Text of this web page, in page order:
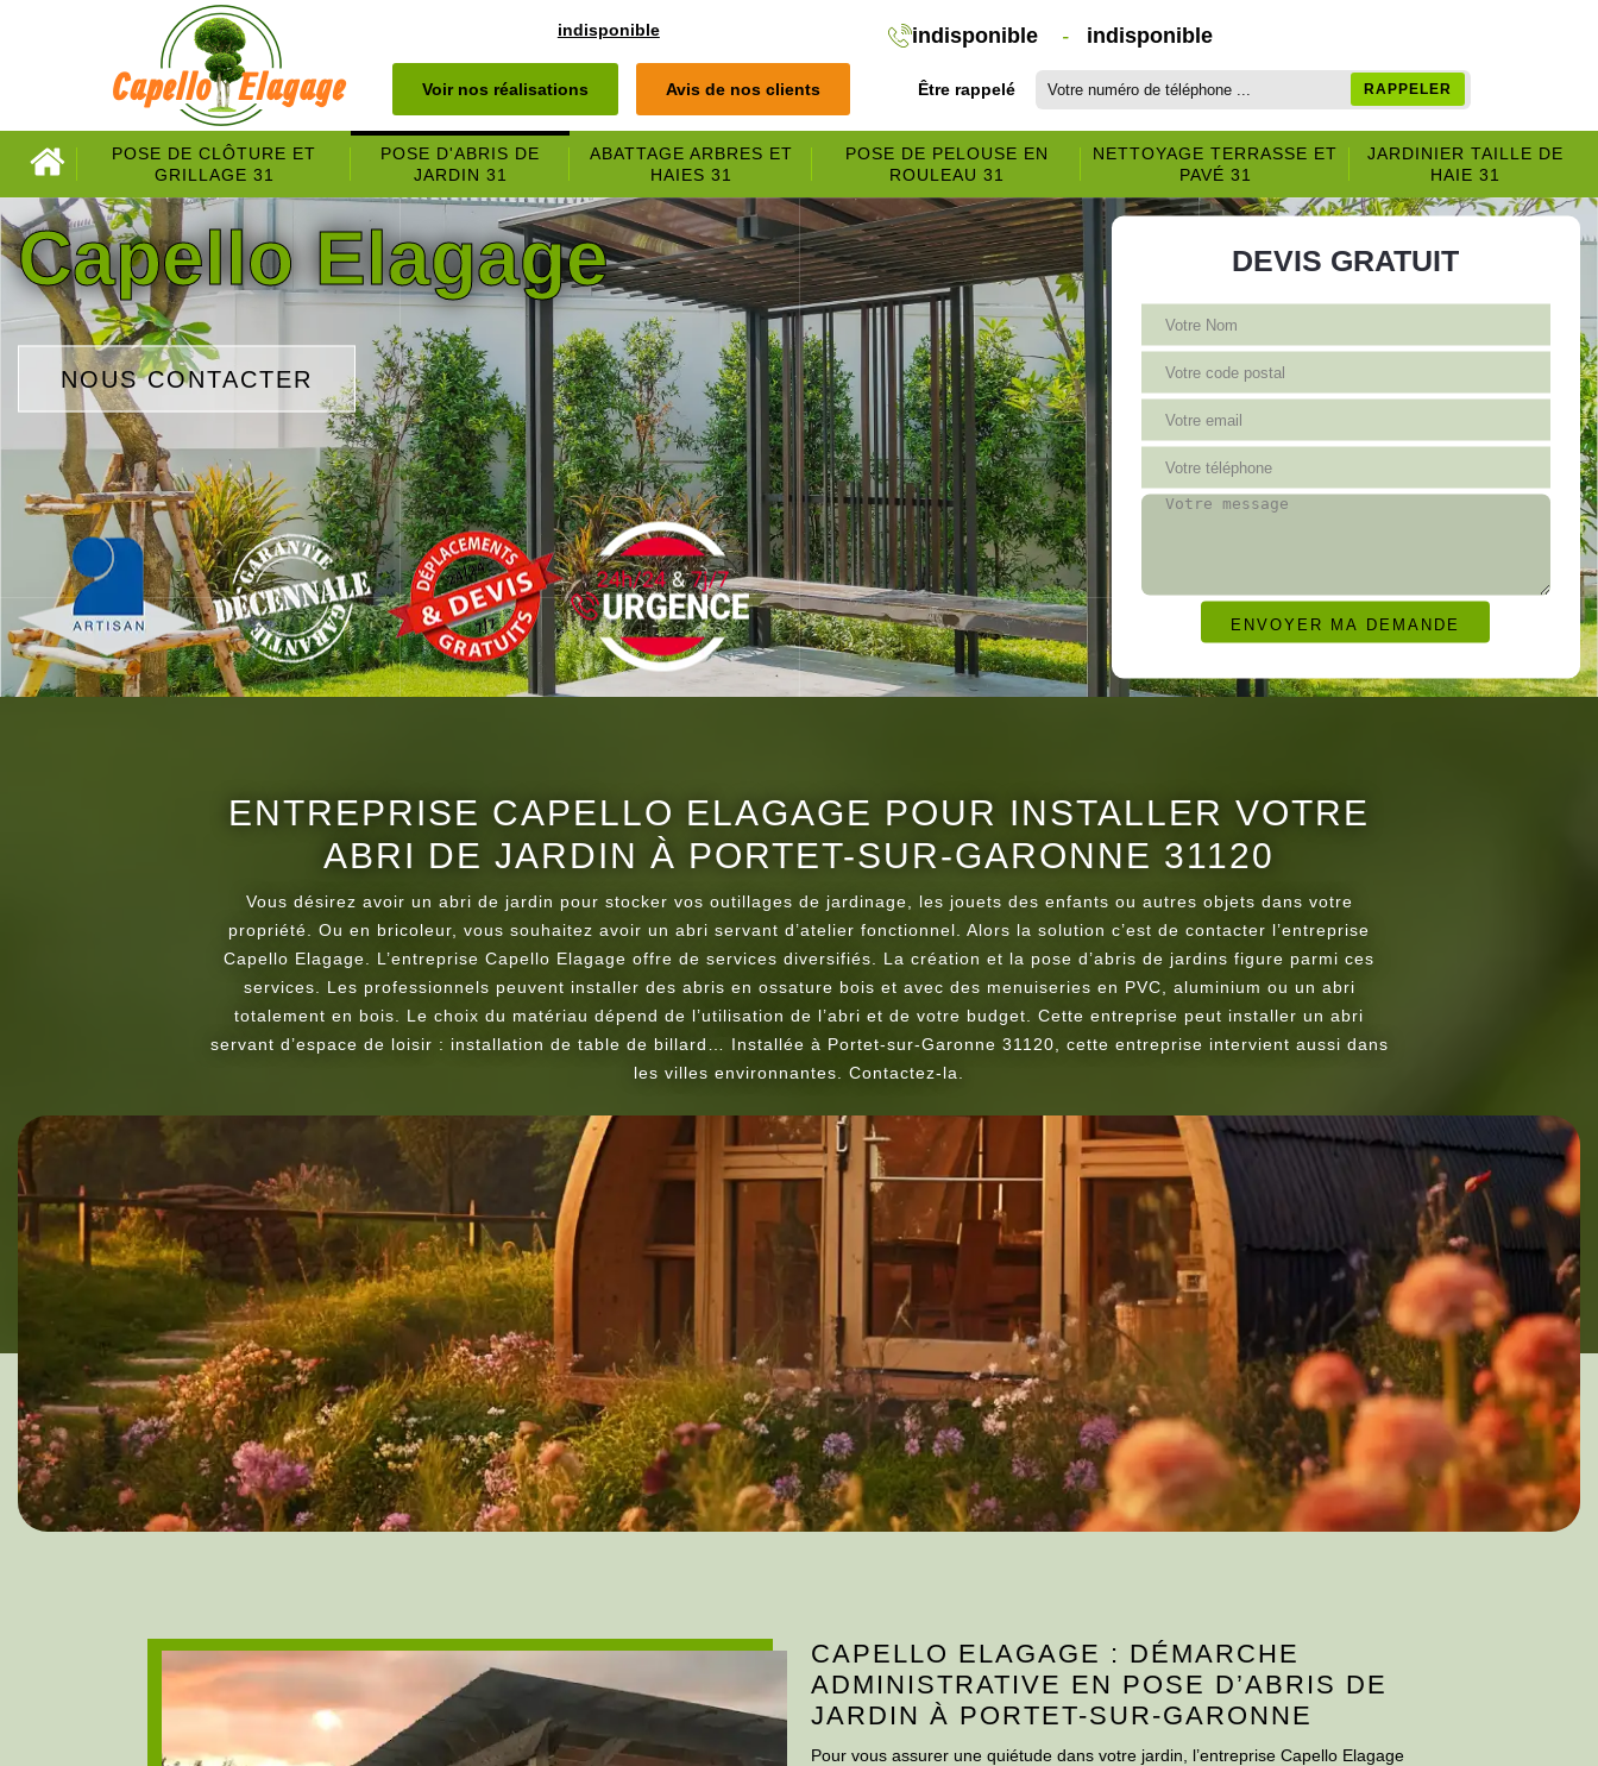
indisponible
Voir nos réalisations Avis de nos clients
indisponible - indisponible
Être rappelé
POSE DE CLÔTURE ET
GRILLAGE 31
POSE D'ABRIS DE
JARDIN 31
ABATTAGE ARBRES ET
HAIES 31
POSE DE PELOUSE EN
ROULEAU 31
NETTOYAGE TERRASSE ET
PAVÉ 31
JARDINIER TAILLE DE
HAIE 31
Capello Elagage
NOUS CONTACTER
DEVIS GRATUIT
ENTREPRISE CAPELLO ELAGAGE POUR INSTALLER VOTRE
ABRI DE JARDIN À PORTET-SUR-GARONNE 31120
Vous désirez avoir un abri de jardin pour stocker vos outillages de jardinage, les jouets des enfants ou autres objets dans votre
propriété. Ou en bricoleur, vous souhaitez avoir un abri servant d’atelier fonctionnel. Alors la solution c’est de contacter l’entreprise
Capello Elagage. L’entreprise Capello Elagage offre de services diversifiés. La création et la pose d’abris de jardins figure parmi ces
services. Les professionnels peuvent installer des abris en ossature bois et avec des menuiseries en PVC, aluminium ou un abri
totalement en bois. Le choix du matériau dépend de l’utilisation de l’abri et de votre budget. Cette entreprise peut installer un abri
servant d’espace de loisir : installation de table de billard… Installée à Portet-sur-Garonne 31120, cette entreprise intervient aussi dans
les villes environnantes. Contactez-la.
CAPELLO ELAGAGE : DÉMARCHE
ADMINISTRATIVE EN POSE D’ABRIS DE
JARDIN À PORTET-SUR-GARONNE
Pour vous assurer une quiétude dans votre jardin, l’entreprise Capello Elagage